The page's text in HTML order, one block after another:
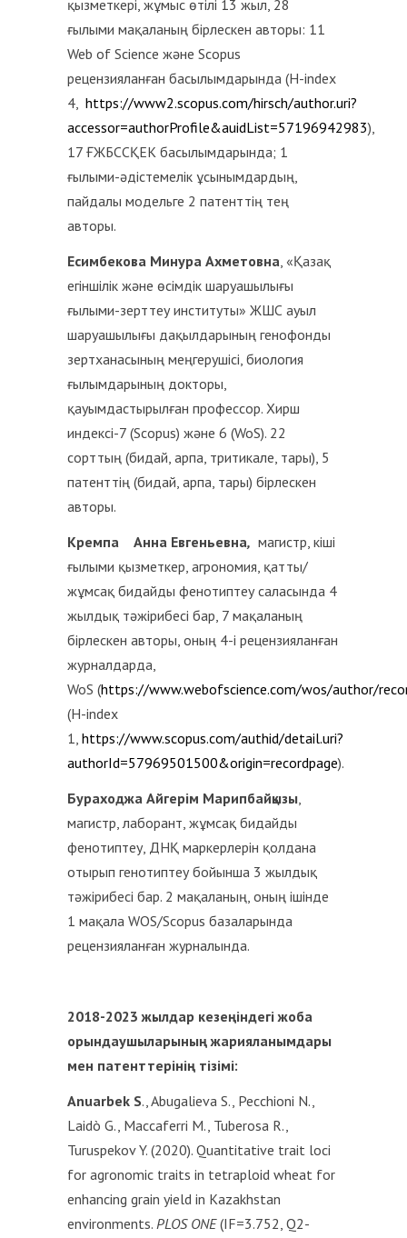
қызметкері, жұмыс өтілі 13 жыл, 28
ғылыми мақаланың бірлескен авторы: 11
Web of Science және Scopus
рецензияланған басылымдарында (H-index
4, https://www2.scopus.com/hirsch/author.uri?
accessor=authorProfile&auidList=57196942983),
17 ҒЖБССҚЕК басылымдарында; 1
ғылыми-әдістемелік ұсынымдардың,
пайдалы модельге 2 патенттің тең
авторы.
Есимбекова Минура Ахметовна, «Қазақ
егіншілік және өсімдік шаруашылығы
ғылыми-зерттеу институты» ЖШС ауыл
шаруашылығы дақылдарының генофонды
зертханасының меңгерушісі, биология
ғылымдарының докторы,
қауымдастырылған профессор. Хирш
индексі-7 (Scopus) және 6 (WoS). 22
сорттың (бидай, арпа, тритикале, тары), 5
патенттің (бидай, арпа, тары) бірлескен
авторы.
Кремпа Анна Евгеньевна, магистр, кіші
ғылыми қызметкер, агрономия, қатты/
жұмсақ бидайды фенотиптеу саласында 4
жылдық тәжірибесі бар, 7 мақаланың
бірлескен авторы, оның 4-і рецензияланған
журналдарда,
WoS (https://www.webofscience.com/wos/author/
(H-index
1, https://www.scopus.com/authid/detail.uri?
authorId=57969501500&origin=recordpage).
Бураходжа Айгерім Марипбайқызы,
магистр, лаборант, жұмсақ бидайды
фенотиптеу, ДНҚ маркерлерін қолдана
отырып генотиптеу бойынша 3 жылдық
тәжірибесі бар. 2 мақаланың, оның ішінде
1 мақала WOS/Scopus базаларында
рецензияланған журналында.
2018-2023 жылдар кезеңіндегі жоба
орындаушыларының жарияланымдары
мен патенттерінің тізімі:
Anuarbek S., Abugalieva S., Pecchioni N.,
Laidò G., Maccaferri M., Tuberosa R.,
Turuspekov Y. (2020). Quantitative trait loci
for agronomic traits in tetraploid wheat for
enhancing grain yield in Kazakhstan
environments. PLOS ONE(IF=3.752, Q2-